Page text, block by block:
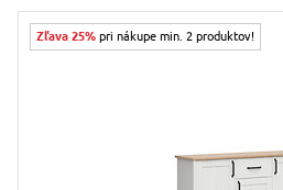
Zľava 25% pri nákupe min. 2 produktov!